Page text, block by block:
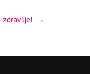
zdravlje! →